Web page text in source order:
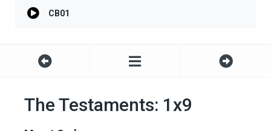
CB01
The Testaments: 1x9